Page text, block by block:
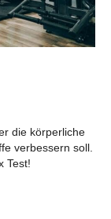
die körperliche
verbessern soll.
Test!